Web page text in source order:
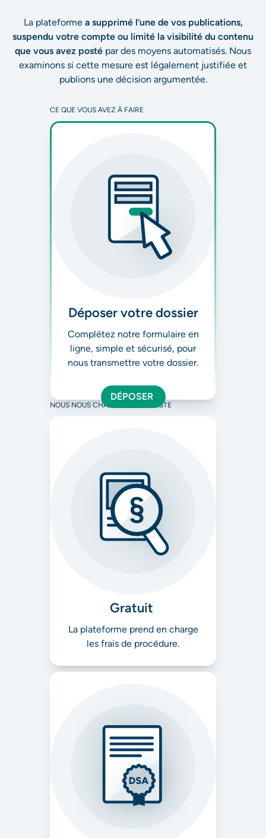
La plateforme a supprimé l’une de vos publications,
suspendu votre compte ou limité la visibilité du contenu
que vous avez posté par des moyens automatisés. Nous
examinons si cette mesure est légalement justifiée et
publions une décision argumentée.
CE QUE VOUS AVEZ À FAIRE
Déposer votre dossier
Complétez notre formulaire en
ligne, simple et sécurisé, pour
nous transmettre votre dossier.
DÉPOSER
NOUS NOUS CHARGEONS DU RESTE
Gratuit
La plateforme prend en charge
les frais de procédure.